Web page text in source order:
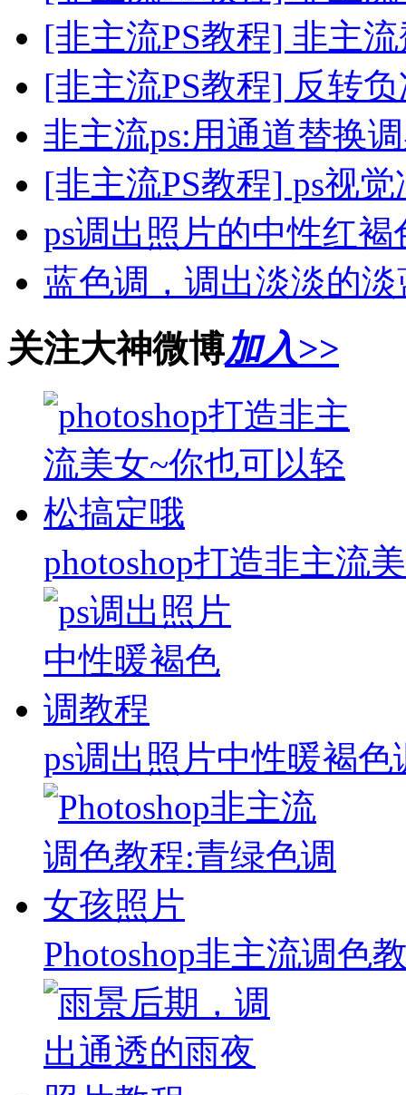
[非主流PS教程] 非主
[非主流PS教程] 反转
非主流ps:用通道替换
[非主流PS教程] ps视
ps调出照片的中性红褐
蓝色调，调出淡淡的
关注大神微博加入>>
photoshop打造非主流
ps调出照片中性暖褐色
Photoshop非主流调色